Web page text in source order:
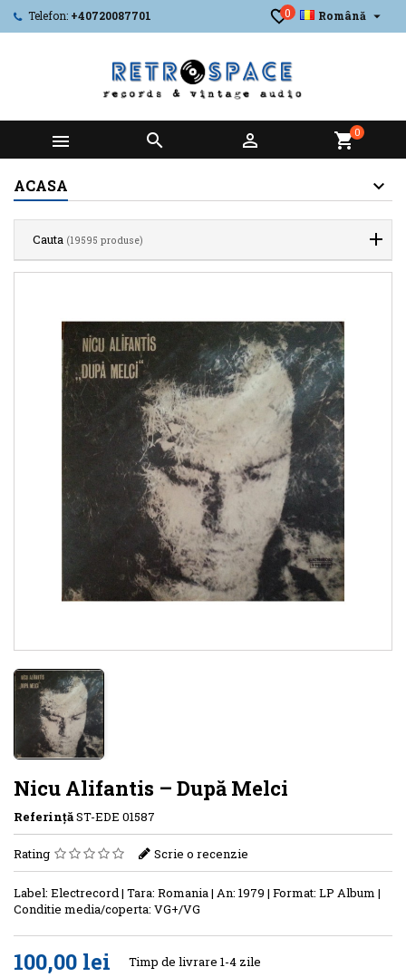
Telefon: +40720087701 Română 
0
   shopping_cart0
ACASA
Cauta (19595 produse)
Nicu Alifantis – După Melci
ReferinţăST-EDE 01587
Rating Scrie o recenzie
Label: Electrecord | Tara: Romania | An: 1979 | Format: LP Album |
Conditie media/coperta: VG+/VG
100,00 lei Timp de livrare 1-4 zile